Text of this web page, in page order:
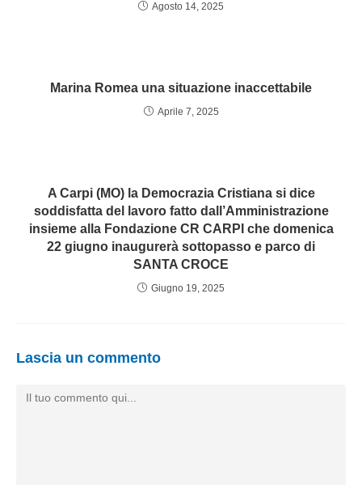
Agosto 14, 2025
Marina Romea una situazione inaccettabile
Aprile 7, 2025
A Carpi (MO) la Democrazia Cristiana si dice
soddisfatta del lavoro fatto dall’Amministrazione
insieme alla Fondazione CR CARPI che domenica
22 giugno inaugurerà sottopasso e parco di
SANTA CROCE
Giugno 19, 2025
Lascia un commento